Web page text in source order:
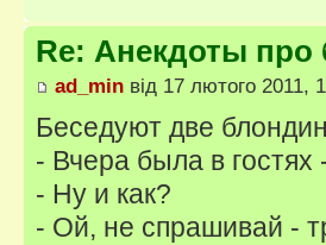
Re: Анекдоты про
ad_min від 17 лютого 2011,
Беседуют две
- Вчера была в гостях
- Ну и как?
- Ой, не спрашивай -